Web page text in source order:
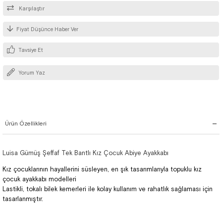
Karşılaştır
Fiyat Düşünce Haber Ver
Tavsiye Et
Yorum Yaz
Ürün Özellikleri
Luisa Gümüş Şeffaf Tek Bantlı Kız Çocuk Abiye Ayakkabı
Kız çocuklarının hayallerini süsleyen, en şık tasarımlarıyla topuklu kız
çocuk ayakkabı modelleri
Lastikli, tokalı bilek kemerleri ile kolay kullanım ve rahatlık sağlaması için
tasarlanmıştır.